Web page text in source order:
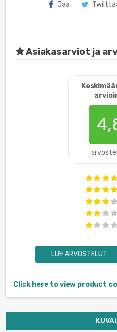
Jaa
Asiakasarviot ja
LUE ARVOSTELUT
Click here to view product